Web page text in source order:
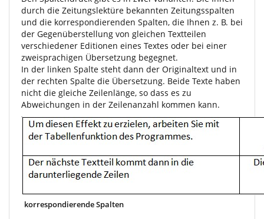
durch die Zeitungslektüre bekannten Zeitungsspalten
und die korrespondierenden Spalten, die Ihnen z. B. bei
der Gegenüberstellung von gleichen Textteilen
verschiedener Editionen eines Textes oder bei einer
zweisprachigen Übersetzung begegnet.
In der linken Spalte steht dann der Originaltext und in
der rechten Spalte die Übersetzung. Beide Texte haben
nicht die gleiche Zeilenlänge, so dass es zu
Abweichungen in der Zeilenanzahl kommen kann.
korrespondierende Spalten